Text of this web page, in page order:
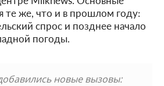
те же, что и в прошлом году:
спрос и позднее начало
погоды.
новые вызовы: